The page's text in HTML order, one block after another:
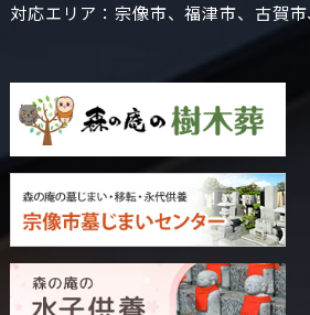
対応エリア：宗像市、福津市、古賀